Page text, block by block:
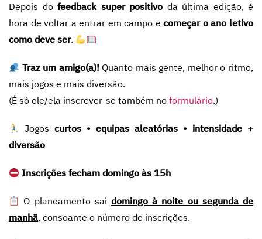
Depois do feedback super positivo da última edição, é
hora de voltar a entrar em campo ecomeçar o ano letivo
como deve ser.
Traz um amigo(a)!Quanto mais gente, melhor o ritmo,
mais jogos e mais diversão.
(É só ele/ela inscrever-se também no formulário.)
Jogoscurtos • equipas aleatórias • intensidade +
diversão
Inscrições fecham domingo às 15h
O planeamento saidomingo à noite ou segunda de
manhã, consoante o número de inscrições.